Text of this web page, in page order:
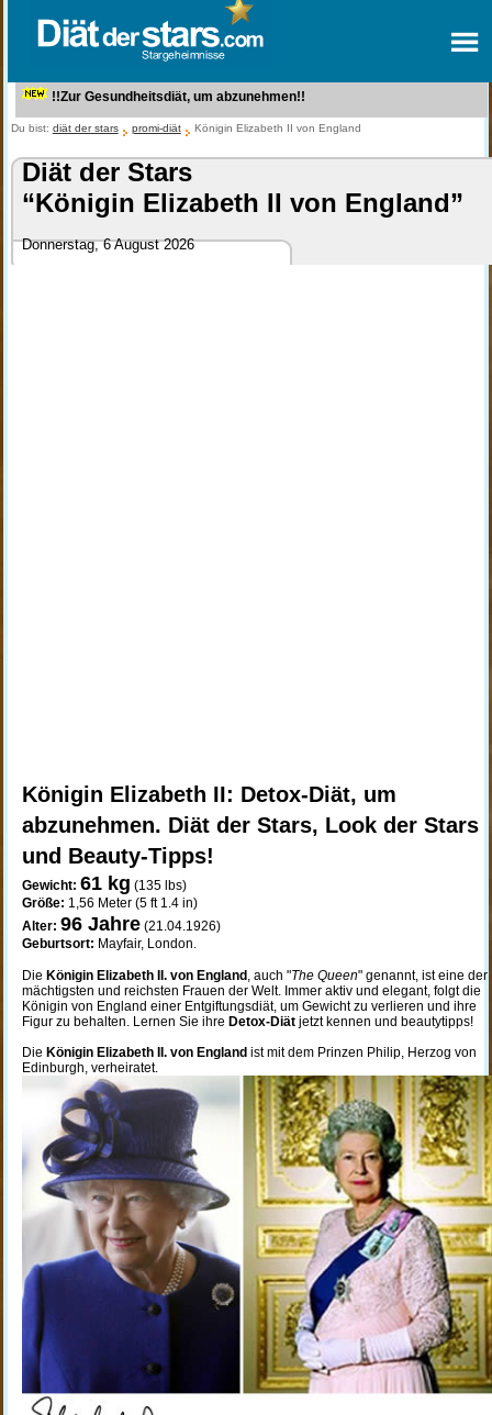
!!Zur Gesundheitsdiät, um abzunehmen!!
Du bist: diät der stars promi-diät Königin Elizabeth II von England
Diät der Stars
“Königin Elizabeth II von England”
Donnerstag, 6 August 2026
Königin Elizabeth II: Detox-Diät, um
abzunehmen. Diät der Stars, Look der Stars
und Beauty-Tipps!
Gewicht: 61 kg (135 lbs)
Größe: 1,56 Meter (5 ft 1.4 in)
Alter: 96 Jahre(21.04.1926)
Geburtsort: Mayfair, London.
Die Königin Elizabeth II. von England , auch "The Queen" genannt, ist eine der
mächtigsten und reichsten Frauen der Welt. Immer aktiv und elegant, folgt die
Königin von England einer Entgiftungsdiät, um Gewicht zu verlieren und ihre
Figur zu behalten. Lernen Sie ihre Detox-Diätjetzt kennen und beautytipps!
Die Königin Elizabeth II. von England ist mit dem Prinzen Philip, Herzog von
Edinburgh, verheiratet.